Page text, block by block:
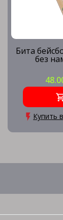
Бита
без
Купить